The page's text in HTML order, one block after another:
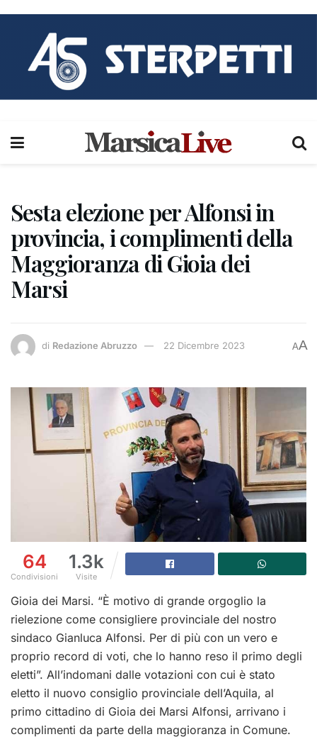
Sesta elezione per Alfonsi in
provincia, i complimenti della
Maggioranza di Gioia dei
Marsi
di Redazione Abruzzo 22 Dicembre 2023 AA
64
Condivisioni
1.3k
Visite
Gioia dei Marsi. “È motivo di grande orgoglio la
rielezione come consigliere provinciale del nostro
sindaco Gianluca Alfonsi. Per di più con un vero e
proprio record di voti, che lo hanno reso il primo degli
eletti”. All’indomani dalle votazioni con cui è stato
eletto il nuovo consiglio provinciale dell’Aquila, al
primo cittadino di Gioia dei Marsi Alfonsi, arrivano i
complimenti da parte della maggioranza in Comune.